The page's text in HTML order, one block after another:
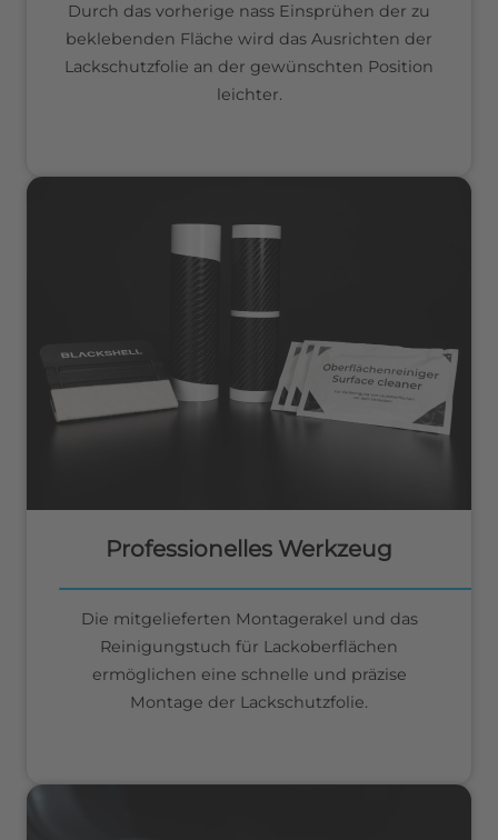
Durch das vorherige nass Einsprühen der zu
beklebenden Fläche wird das Ausrichten der
Lackschutzfolie an der gewünschten Position
leichter.
Professionelles Werkzeug
Die mitgelieferten Montagerakel und das
Reinigungstuch für Lackoberflächen
ermöglichen eine schnelle und präzise
Montage der Lackschutzfolie.